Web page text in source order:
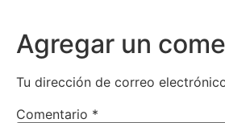
Agregar un
Tu dirección de correo
Comentario *